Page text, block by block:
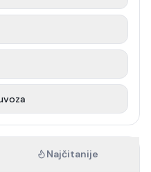
Najčitanije